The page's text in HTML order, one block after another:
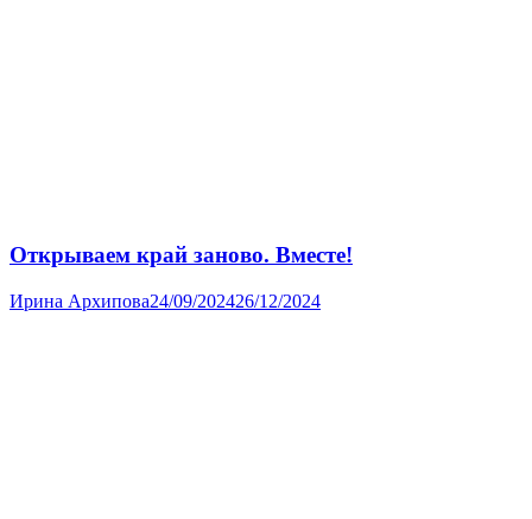
Открываем край заново. Вместе!
Ирина Архипова24/09/202426/12/2024